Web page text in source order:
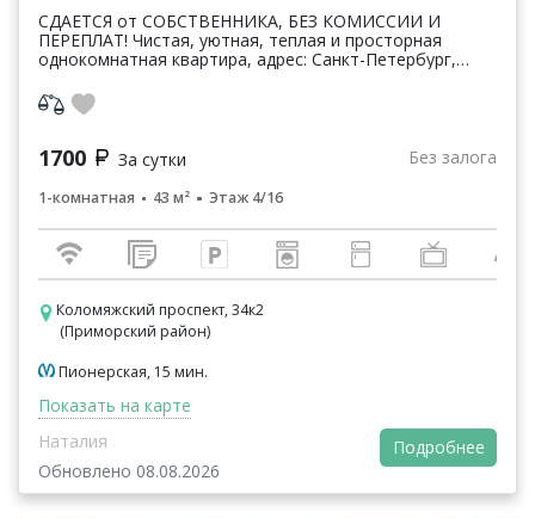
СДАЕТСЯ от СОБСТВЕННИКА, БЕЗ КОМИССИИ И
ПЕРЕПЛАТ! Чистая, уютная, теплая и просторная
однокомнатная квартира, адрес: Санкт-Петербург,
лифта, панд...
1700 За сутки Без залога
1-комнатная 43 м² Этаж 4/16
Коломяжский проспект, 34к2
(Приморский район)
Пионерская, 15 мин.
Показать на карте
Наталия
Обновлено 08.08.2026
Подробнее